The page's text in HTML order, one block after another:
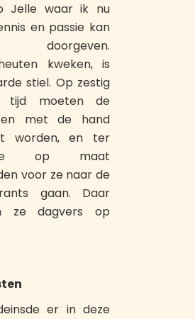
Jelle waar ik nu
en passie kan
kweken, is
stiel. Op zestig
tijd moeten de
met de hand
worden, en ter
op maat
voor ze naar de
gaan. Daar
ze dagvers op
er in deze